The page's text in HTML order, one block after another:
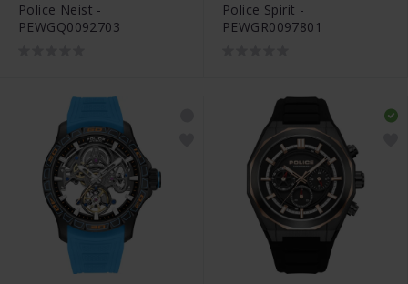
Police Neist -
PEWGQ0092703
Police Spirit -
PEWGR0097801